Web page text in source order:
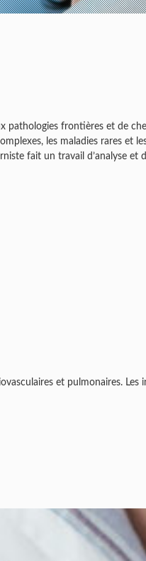
pathologies frontières et de
les maladies rares et
fait un travail d’analyse et
et pulmonaires.